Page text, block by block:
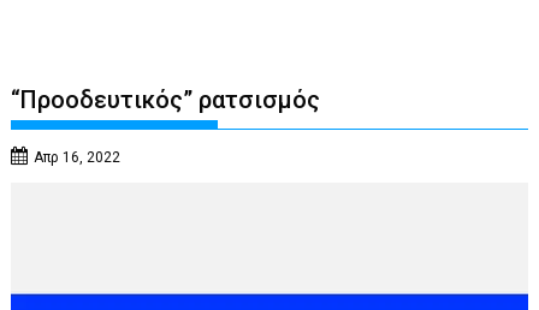
“Προοδευτικός” ρατσισμός
Απρ 16, 2022